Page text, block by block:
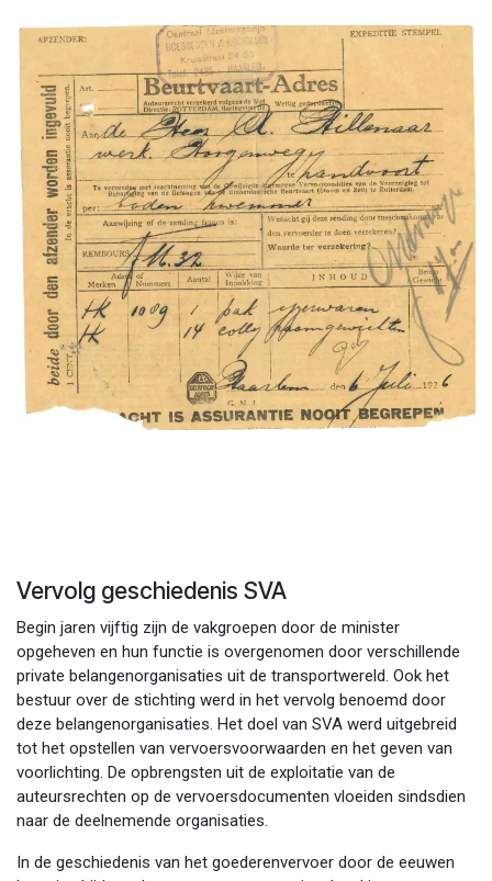
Vervolg geschiedenis SVA
Begin jaren vijftig zijn de vakgroepen door de minister
opgeheven en hun functie is overgenomen door verschillende
private belangenorganisaties uit de transportwereld. Ook het
bestuur over de stichting werd in het vervolg benoemd door
deze belangenorganisaties. Het doel van SVA werd uitgebreid
tot het opstellen van vervoersvoorwaarden en het geven van
voorlichting. De opbrengsten uit de exploitatie van de
auteursrechten op de vervoersdocumenten vloeiden sindsdien
naar de deelnemende organisaties.
In de geschiedenis van het goederenvervoer door de eeuwen